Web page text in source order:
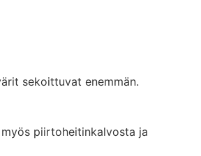
sekoittuvat enemmän.
piirtoheitinkalvosta ja